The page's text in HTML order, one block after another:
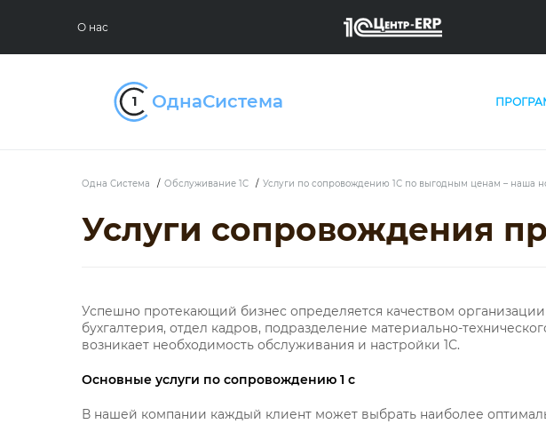
О нас
Одна Система / Обслуживание 1C / Услуги по сопровождению 1С по выгодным ценам – наша
Услуги сопровождения
Успешно протекающий бизнес определяется качеством
бухгалтерия, отдел кадров, подразделение материально-
возникает необходимость обслуживания и настройки 1С.
Основные услуги по сопровождению 1 с
В нашей компании каждый клиент может выбрать наиболее